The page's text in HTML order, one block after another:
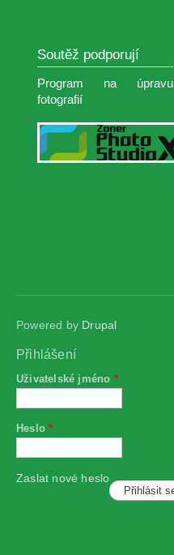
Soutěž podporují
Program na úpravu
fotografií
Powered by Drupal
Přihlášení
Uživatelské jméno *
Heslo*
Zaslat nové heslo